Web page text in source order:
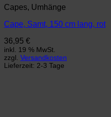
Capes, Umhänge
Cape, Samt, 150 cm lang, rot
36,95 €
inkl. 19 % MwSt.
zzgl. Versandkosten
Lieferzeit: 2-3 Tage